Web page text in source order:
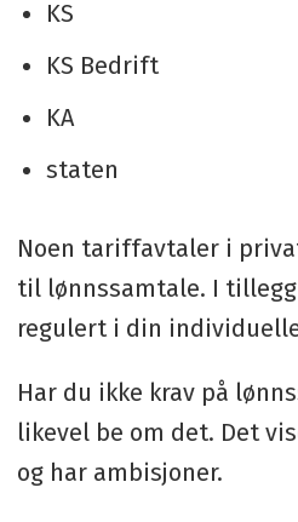
KS
KS Bedrift
KA
staten
Noen tariffavtaler i
til lønnssamtale. I
regulert i din
Har du ikke krav på
likevel be om det. Det
og har ambisjoner.